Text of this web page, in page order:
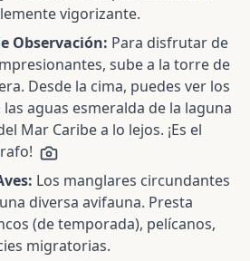
vigorizante.
Observación: Para disfrutar de
sube a la torre de
Desde la cima, puedes ver los
aguas esmeralda de la laguna
Mar Caribe a lo lejos. ¡Es el
Los manglares circundantes
diversa avifauna. Presta
(de temporada), pelícanos,
migratorias.